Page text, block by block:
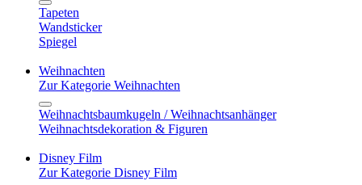
Tapeten
Wandsticker
Spiegel
Weihnachten
Zur Kategorie Weihnachten
Weihnachtsbaumkugeln / Weihnachtsanhänger
Weihnachtsdekoration & Figuren
Disney Film
Zur Kategorie Disney Film